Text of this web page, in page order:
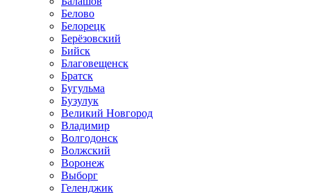
Белово
Белорецк
Берёзовский
Бийск
Благовещенск
Братск
Бугульма
Бузулук
Великий Новгород
Владимир
Волгодонск
Волжский
Воронеж
Выборг
Геленджик